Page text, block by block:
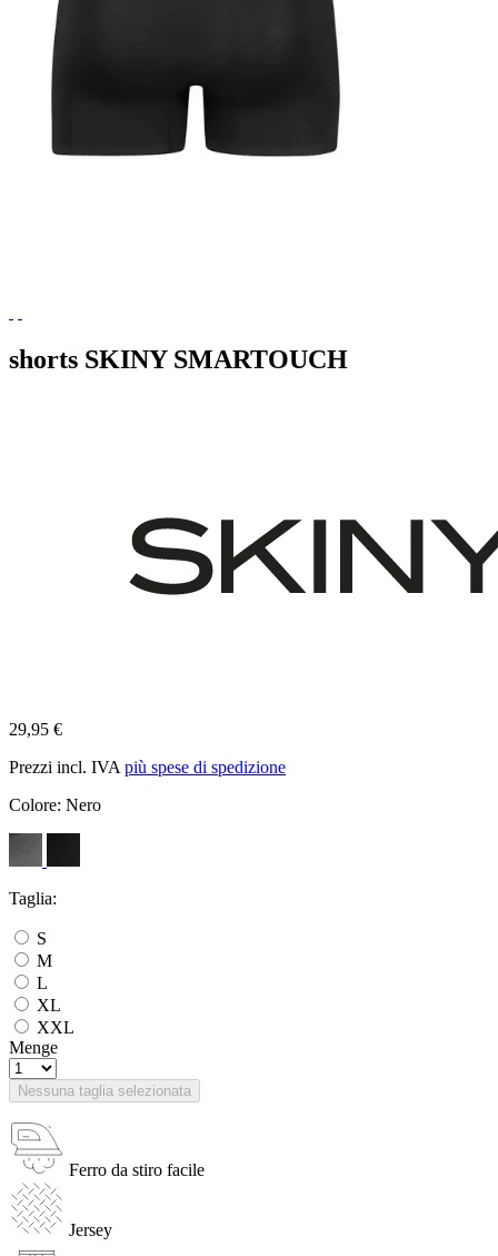
shorts SKINY SMARTOUCH
29,95 €
Prezzi incl. IVA più spese di spedizione
Colore: Nero
Taglia:
S
M
L
XL
XXL
Menge
Nessuna taglia selezionata
Ferro da stiro facile
Jersey